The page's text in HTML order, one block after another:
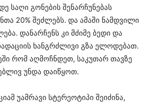
საღი გონების შენარჩუნებას
20% შეძლებს. და ამაში ნამდვილი
დანარჩენს კი მძიმე ბედი და
ხანგრძლივი გზა ელოდებათ.
რომ აღმოჩნდეთ, საკუთარ თავზე
უნდა დაიწყოთ.
უამრავი სტერეოტიპი შეიძინა,